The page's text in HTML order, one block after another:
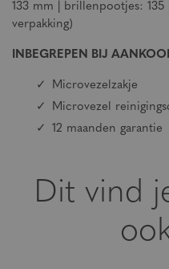
133 mm | brillenpootjes:
verpakking)
INBEGREPEN BIJ
Microvezelzakje
Microvezel
12 maanden garantie
Dit vind